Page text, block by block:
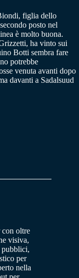
figlia dello
posto nel
è molto buona.
ha vinto sui
Botti sembra fare
potrebbe
venuta avanti dopo
davanti a Sadalsuud
con oltre
visiva,
pubblici,
per
nella